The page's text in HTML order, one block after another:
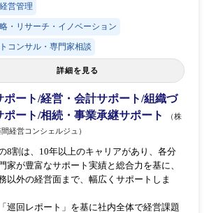
営管理
・リサーチ・イノベーション
コンサル・専門家相談
詳細を見る
ポート/経営・会計サポート/組織づ
ポート/相続・事業承継サポート
（株
経営コンシェルジュ）
8割は、10年以上のキャリアがあり、各分
家が豊富なサポート実績と総合力を基に、
以外の経営面まで、幅広くサポートしま
巡回レポート」を基に社内全体で経営課題